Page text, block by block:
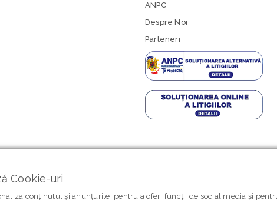
ANPC
Despre Noi
Parteneri
Cookie-uri
conținutul și anunțurile, pentru a oferi funcții de social media și